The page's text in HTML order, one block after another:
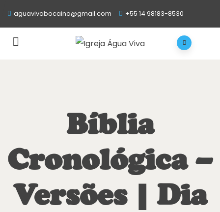
aguavivabocaina@gmail.com +55 14 98183-8530
Bíblia
Cronológica –
Versões | Dia